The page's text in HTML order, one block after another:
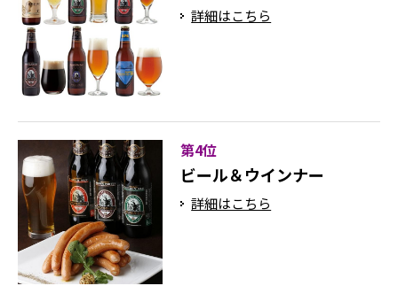
詳細はこちら
第4位
ビール＆ウインナー
詳細はこちら